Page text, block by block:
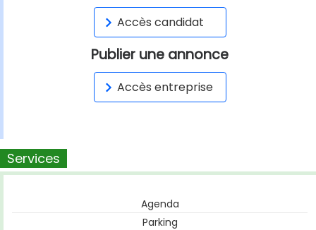
Accès candidat
Publier une annonce
Accès entreprise
Services
Agenda
Parking